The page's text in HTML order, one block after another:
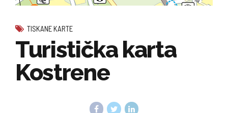
TISKANE KARTE
Turistička karta
Kostrene